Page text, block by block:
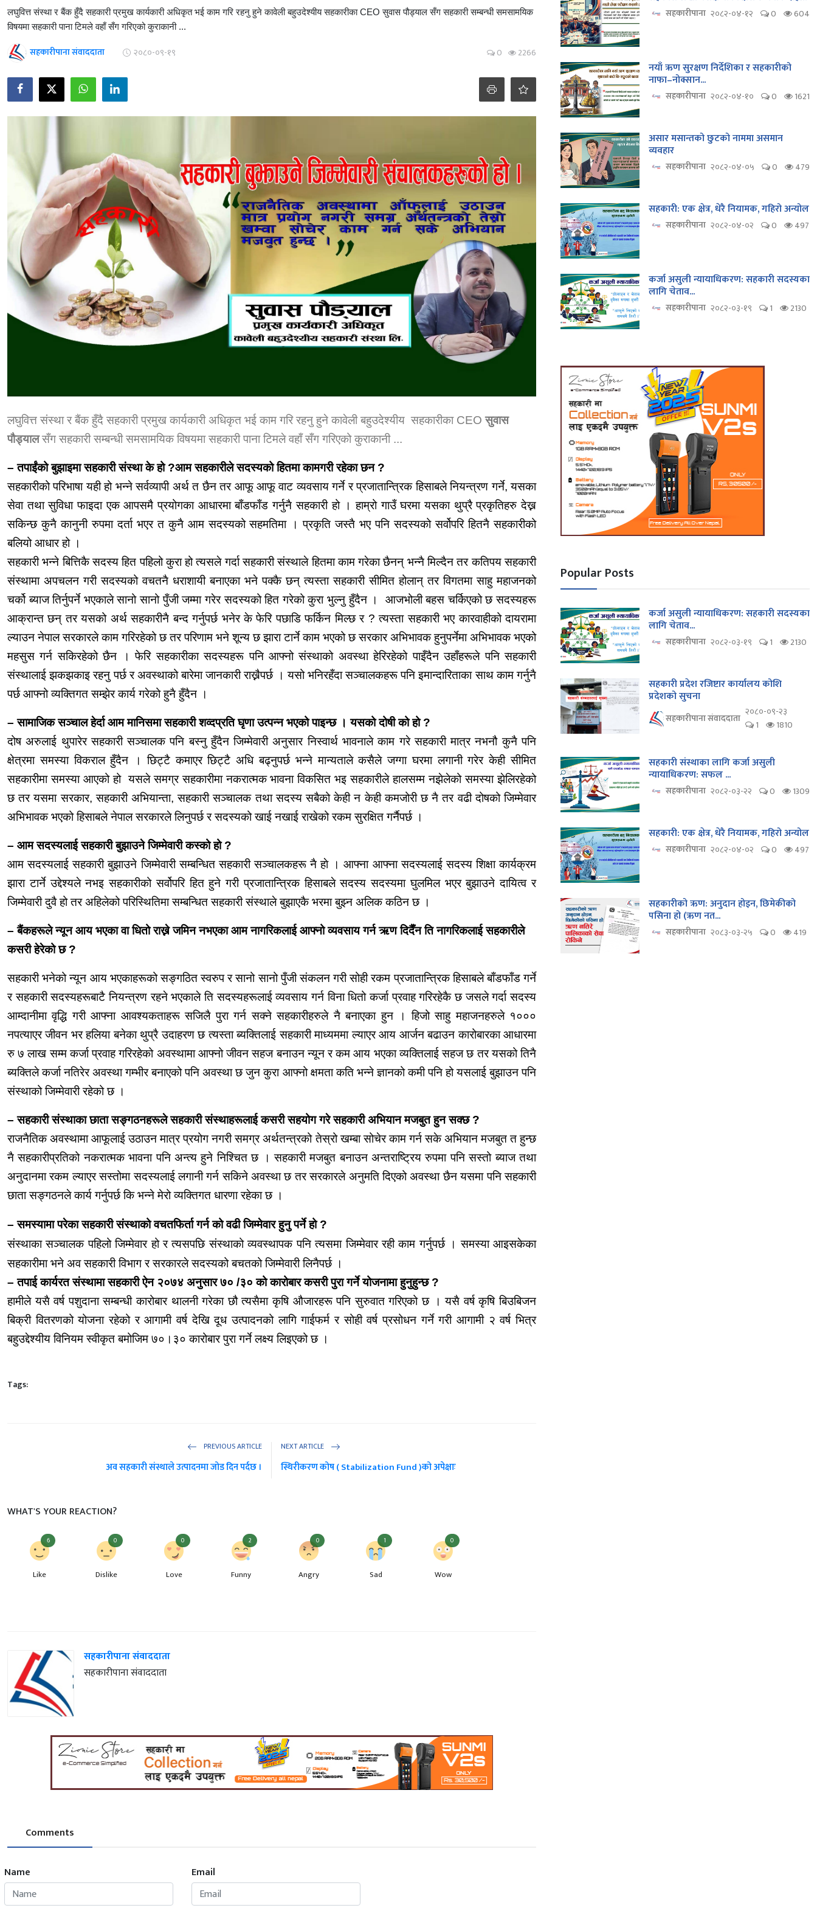
लघुवित्त संस्था र बैंक हुँदै सहकारी प्रमुख कार्यकारी अधिकृत भई काम गरि रहनु हुने कावेली बहुउदेश्यीय सहकारीका CEO सुवास पौड्याल सँग सहकारी सम्बन्धी समसामयिक
विषयमा सहकारी पाना टिमले वहाँ सँग गरिएको कुराकानी ...
सहकारीपाना संवाददाता २०८०-०९-१९ 0 2266
लघुवित्त संस्था र बैंक हुँदै सहकारी प्रमुख कार्यकारी अधिकृत भई काम गरि रहनु हुने कावेली बहुउदेश्यीय सहकारीका CEOसुवास
पौड्यालसँग सहकारी सम्बन्धी समसामयिक विषयमा सहकारी पाना टिमले वहाँ सँग गरिएको कुराकानी ...
– तपाईंको बुझाइमा सहकारी संस्था के हो ?आम सहकारीले सदस्यको हितमा कामगरी रहेका छन ?
सहकारीको परिभाषा यही हो भन्ने सर्वव्यापी अर्थ त छैन तर आफू आफू वाट व्यवसाय गर्ने र प्रजातान्त्रिक हिसाबले नियन्त्रण गर्ने, यसका
सेवा तथा सुविधा फाइदा एक आपसमै प्रयोगका आधारमा बाँडफाँड गर्नुनै सहकारी हो । हाम्रो गाउँ घरमा यसका थुप्रैप्रकृतिहरु देख्न
सकिन्छ कुनै कानुनी रुपमा दर्ता भएर त कुनै आम सदस्यको सहमतिमा । प्रकृति जस्तै भए पनि सदस्यको सर्वोपरिहितनै सहकारीको
बलियो आधार हो ।
सहकारी भन्ने बित्तिकै सदस्य हित पहिलो कुरा हो त्यसले गर्दा सहकारी संस्थाले हितमा काम गरेका छैनन् भन्नै मिल्दैन तर कतिपय सहकारी
संस्थामा अपचलन गरी सदस्यकोवचतनै धराशायीबनाएका भने पक्कै छन् त्यस्ता सहकारी सीमित होलान् तर विगतमा साहु महाजनको
चर्को ब्याज तिर्नुपर्ने भएकाले सानो सानो पुँजी जम्मा गरेर सदस्यको हित गरेको कुरा भुल्नु हुँदैन । आजभोली बहस चर्किएको छ सदस्यहरू
आक्रान्त छन् तर यसको अर्थसहकारीनै बन्द गर्नुपर्छ भनेर के फेरि पछाडि फर्किन मिल्छ र ? त्यस्ता सहकारी भए कारवाहीको दायरामा
ल्याउन नेपाल सरकारले काम गरिरहेको छ तर परिणाम भने शून्य छ झारा टार्ने काम भएको छ सरकार अभिभावक हुनुपर्नेमा अभिभावक भएको
महसुस गर्न सकिरहेको छैन । फेरि सहकारीका सदस्यहरू पनि आफ्नो संस्थाको अवस्था हेरिरहेको पाइँदैन उहाँहरूले पनि सहकारी
संस्थालाई झकझकाइ रहनु पर्छ र अवस्थाको बारेमा जानकारी राख्नैपर्छ । यसो भनिरहँदा सञ्चालकहरू पनि इमान्दारिताका साथ कामगर्नुनै
पर्छ आफ्नो व्यक्तिगत सम्झेर कार्य गरेको हुनै हुँदैन ।
– सामाजिकसञ्चालहेर्दा आम मानिसमा सहकारीशव्दप्रतिघृणा उत्पन्न भएको पाइन्छ । यसको दोषी को हो ?
दोष अरुलाई थुपारेर सहकारी सञ्चालक पनि बस्नु हुँदैन जिम्मेवारी अनुसार निस्वार्थ भावनाले काम गरे सहकारी मात्र नभनौ कुनै पनि
क्षेत्रमा समस्या विकराल हुँदैन । छिट्टै कमाएर छिट्टै अधि बढ्नुपर्छ भन्ने मान्यताले कसैले जग्गा घरमा लगानी गरेर केही सीमित
सहकारीमा समस्या आएको हो यसले समग्र सहकारीमा नकरात्मक भावना विकसित भइ सहकारीले हालसम्म नझेलेको समस्या झेलिरहेको
छ तर यसमा सरकार, सहकारी अभियान्ता, सहकारी सञ्चालक तथा सदस्य सबैको केही न केही कमजोरी छ नै तर वढी दोषको जिम्मेवार
अभिभावक भएको हिसाबले नेपाल सरकारले लिनुपर्छ र सदस्यको खाई नखाई राखेको रकम सुरक्षित गर्नैपर्छ ।
– आम सदस्यलाई सहकारी बुझाउने जिम्मेवारीकस्कोहो ?
आम सदस्यलाई सहकारी बुझाउने जिम्मेवारी सम्बन्धित सहकारी सञ्चालकहरू नै हाे । आफ्ना आफ्ना सदस्यलाई सदस्य शिक्षा कार्यक्रम
झारा टार्ने उद्देश्यले नभइ सहकारीको सर्वोपरि हित हुने गरी प्रजातान्त्रिक हिसाबले सदस्य सदस्यमा घुलमिल भएर बुझाउने दायित्व र
जिम्मेवारी दुवै हो तर अहिलेको परिस्थितिमा सम्बन्धित सहकारी संस्थाले बुझाएकै भरमा बुझ्न अलिक कठिन छ ।
– बैंकहरूले न्यून आय भएका वा धितो राख्ने जमिन नभएका आम नागरिकलाई आफ्नो व्यवसाय गर्न ऋण दिदैँन ति नागरिकलाई सहकारीले
कसरी हेरेको छ ?
सहकारी भनेको न्यून आय भएकाहरूको सङ्गठित स्वरुप र सानो सानो पुँजी संकलन गरी सोही रकम प्रजातान्त्रिक हिसाबले बाँडफाँड गर्ने
र सहकारी सदस्यहरूबाटै नियन्त्रण रहने भएकाले ति सदस्यहरूलाई व्यवसाय गर्न विना धितो कर्जा प्रवाह गरिरहेकै छ जसले गर्दा सदस्य
आम्दानीमा वृद्धि गरी आफ्ना आवश्यकताहरू सजिलै पुरा गर्न सक्नेसहकारीहरुलेनै बनाएका हुन । हिजो साहुमहाजनहरुले१०००
नपत्याएर जीवन भर हलिया बनेका थुप्रै उदाहरण छ त्यस्ता ब्यक्तिलाई सहकारी माध्यममा ल्याएर आय आर्जन बढाउन कारोबारका आधारमा
रु ७ लाख सम्म कर्जा प्रवाह गरिरहेको अवस्थामा आफ्नो जीवन सहज बनाउन न्यून र कम आय भएकाव्यक्तिलाईसहज छ तर यसको तिनै
ब्यक्तिले कर्जा नतिरेर अवस्था गम्भीरबनाएकोपनि अवस्था छ जुन कुरा आफ्नो क्षमता कति भन्ने ज्ञानको कमी पनि हो यसलाई बुझाउन पनि
संस्थाको जिम्मेवारी रहेको छ ।
– सहकारी संस्थाका छातासङ्गठनहरूलेसहकारीसंस्थाहरूलाईकसरी सहयोग गरे सहकारी अभियानमजबुतहुन सक्छ ?
राजनैतिक अवस्थामाआफूलाईउठाउन मात्र प्रयोग नगरी समग्र अर्थतन्त्रको तेस्रोखम्बासोचेर काम गर्न सके अभियानमजबुतत हुन्छ
नैसहकारीप्रतिकोनकरात्मक भावना पनि अन्त्य हुने निश्चित छ । सहकारीमजबुत बनाउन अन्तराष्ट्रिय रुपमा पनि सस्तो ब्याज तथा
अनुदानमा रकम ल्याएर सस्तोमा सदस्यलाई लगानी गर्न सकिने अवस्था छ तर सरकारले अनुमतिदिएको अवस्था छैनयसमापनि सहकारी
छातासङ्गठनलेकार्य गर्नुपर्छ कि भन्ने मेरोव्यक्तिगत धारणा रहेका छ ।
–समस्यामा परेका सहकारी संस्थाको वचतफिर्ता गर्न को वढी जिम्मेवार हुनु पर्ने हो?
संस्थाका सञ्चालक पहिलो जिम्मेवार हो र त्यसपछि संस्थाको व्यवस्थापक पनि त्यसमा जिम्मेवार रही काम गर्नुपर्छ । समस्या आइसकेका
सहकारीमा भने अव सहकारी विभाग र सरकारले सदस्यको बचतको जिम्मेवारी लिनैपर्छ ।
– तपाई कार्यरत संस्थामा सहकारी ऐन २०७४ अनुसार ७० /३० कोकारोबारकसरी पुरा गर्ने योजनामा हुनुहुन्छ ?
हामीले यसै वर्ष पशुदाना सम्बन्धीकारोबारथालनी गरेका छौ त्यसैमा कृषि औजारहरूपनि सुरुवात गरिएको छ । यसै वर्ष कृषिबिउबिजन
बिक्रीवितरणको योजना रहेको र आगामी वर्ष देखिदूधउत्पादनको लागिगाईफर्म र सोही वर्ष प्रसोधन गर्ने गरी आगामी २ वर्ष भित्र
बहुउद्देश्यीयविनियम स्वीकृतबमोजिम ७०।३० कारोबारपुरा गर्ने लक्ष्य लिइएको छ ।
Tags:
PREVIOUS ARTICLE
अव सहकारी संस्थाले उत्पादनमा जोड दिन पर्दछ ।
NEXT ARTICLE
स्थिरीकरण कोष ( Stabilization Fund )को अपेक्षाः
WHAT'S YOUR REACTION?
6
Like
0
Dislike
0
Love
2
Funny
0
Angry
1
Sad
0
Wow
सहकारीपाना संवाददाता
सहकारीपाना संवाददाता
Comments
Name Email
सहकारीपाना २०८२-०४-१२ 0 604
नयाँ ऋण सुरक्षण निर्देशिका र सहकारीको
नाफा–नोक्सान...
सहकारीपाना २०८२-०४-१० 0 1621
असार मसान्तको छुटको नाममा असमान
व्यवहार
सहकारीपाना २०८२-०४-०५ 0 479
सहकारी: एक क्षेत्र, धेरै नियामक, गहिरो अन्योल
सहकारीपाना २०८२-०४-०२ 0 497
कर्जा असुली न्यायाधिकरण: सहकारी सदस्यका
लागि चेताव...
सहकारीपाना २०८२-०३-१९ 1 2130
Popular Posts
कर्जा असुली न्यायाधिकरण: सहकारी सदस्यका
लागि चेताव...
सहकारीपाना २०८२-०३-१९ 1 2130
सहकारी प्रदेश रजिष्टार कार्यालय कोशि
प्रदेशको सुचना
सहकारीपाना संवाददाता २०८०-०९-२३
1
1810
सहकारी संस्थाका लागि कर्जा असुली
न्यायाधिकरण: सफल ...
सहकारीपाना २०८२-०३-२२ 0 1309
सहकारी: एक क्षेत्र, धेरै नियामक, गहिरो अन्योल
सहकारीपाना २०८२-०४-०२ 0 497
सहकारीको ऋण: अनुदान होइन, छिमेकीको
पसिना हो (ऋण नत...
सहकारीपाना २०८३-०३-२५ 0 419